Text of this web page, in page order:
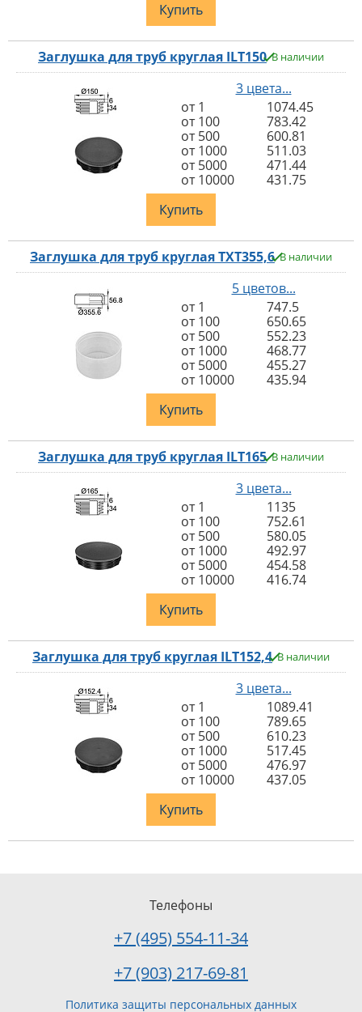
Купить
Заглушка для труб круглая ILT150 В наличии
3 цвета...
от 1
1074.45
от 100
783.42
от 500
600.81
от 1000
511.03
от 5000
471.44
от 10000
431.75
Купить
Заглушка для труб круглая TXT355,6 В наличии
5 цветов...
от 1
747.5
от 100
650.65
от 500
552.23
от 1000
468.77
от 5000
455.27
от 10000
435.94
Купить
Заглушка для труб круглая ILT165 В наличии
3 цвета...
от 1
1135
от 100
752.61
от 500
580.05
от 1000
492.97
от 5000
454.58
от 10000
416.74
Купить
Заглушка для труб круглая ILT152,4 В наличии
3 цвета...
от 1
1089.41
от 100
789.65
от 500
610.23
от 1000
517.45
от 5000
476.97
от 10000
437.05
Купить
Политика защиты персональных данных
Телефоны
+7 (495) 554-11-34
+7 (903) 217-69-81